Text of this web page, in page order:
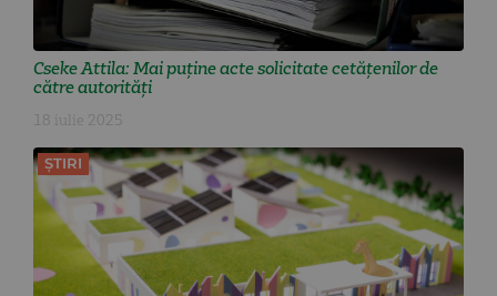
Cseke Attila: Mai puține acte solicitate cetățenilor de
către autorități
18 iulie 2025
ȘTIRI